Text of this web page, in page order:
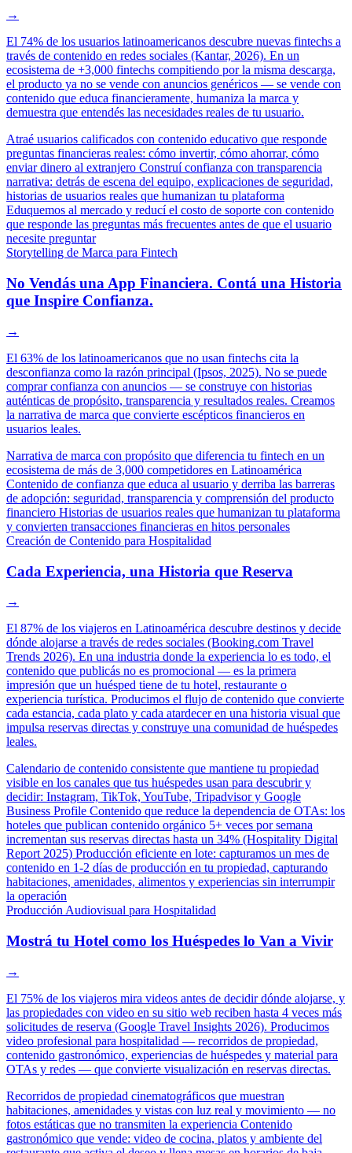
→
El 74% de los usuarios latinoamericanos descubre nuevas fintechs a
través de contenido en redes sociales (Kantar, 2026). En un
ecosistema de +3,000 fintechs compitiendo por la misma descarga,
el producto ya no se vende con anuncios genéricos — se vende con
contenido que educa financieramente, humaniza la marca y
demuestra que entendés las necesidades reales de tu usuario.
Atraé usuarios calificados con contenido educativo que responde
preguntas financieras reales: cómo invertir, cómo ahorrar, cómo
enviar dinero al extranjero Construí confianza con transparencia
narrativa: detrás de escena del equipo, explicaciones de seguridad,
historias de usuarios reales que humanizan tu plataforma
Eduquemos al mercado y reducí el costo de soporte con contenido
que responde las preguntas más frecuentes antes de que el usuario
necesite preguntar
Storytelling de Marca para Fintech
No Vendás una App Financiera. Contá una Historia
que Inspire Confianza.
→
El 63% de los latinoamericanos que no usan fintechs cita la
desconfianza como la razón principal (Ipsos, 2025). No se puede
comprar confianza con anuncios — se construye con historias
auténticas de propósito, transparencia y resultados reales. Creamos
la narrativa de marca que convierte escépticos financieros en
usuarios leales.
Narrativa de marca con propósito que diferencia tu fintech en un
ecosistema de más de 3,000 competidores en Latinoamérica
Contenido de confianza que educa al usuario y derriba las barreras
de adopción: seguridad, transparencia y comprensión del producto
financiero Historias de usuarios reales que humanizan tu plataforma
y convierten transacciones financieras en hitos personales
Creación de Contenido para Hospitalidad
Cada Experiencia, una Historia que Reserva
→
El 87% de los viajeros en Latinoamérica descubre destinos y decide
dónde alojarse a través de redes sociales (Booking.com Travel
Trends 2026). En una industria donde la experiencia lo es todo, el
contenido que publicás no es promocional — es la primera
impresión que un huésped tiene de tu hotel, restaurante o
experiencia turística. Producimos el flujo de contenido que convierte
cada estancia, cada plato y cada atardecer en una historia visual que
impulsa reservas directas y construye una comunidad de huéspedes
leales.
Calendario de contenido consistente que mantiene tu propiedad
visible en los canales que tus huéspedes usan para descubrir y
decidir: Instagram, TikTok, YouTube, Tripadvisor y Google
Business Profile Contenido que reduce la dependencia de OTAs: los
hoteles que publican contenido orgánico 5+ veces por semana
incrementan sus reservas directas hasta un 34% (Hospitality Digital
Report 2025) Producción eficiente en lote: capturamos un mes de
contenido en 1-2 días de producción en tu propiedad, capturando
habitaciones, amenidades, alimentos y experiencias sin interrumpir
la operación
Producción Audiovisual para Hospitalidad
Mostrá tu Hotel como los Huéspedes lo Van a Vivir
→
El 75% de los viajeros mira videos antes de decidir dónde alojarse, y
las propiedades con video en su sitio web reciben hasta 4 veces más
solicitudes de reserva (Google Travel Insights 2026). Producimos
video profesional para hospitalidad — recorridos de propiedad,
contenido gastronómico, experiencias de huéspedes y material para
OTAs y redes — que convierte visualización en reservas directas.
Recorridos de propiedad cinematográficos que muestran
habitaciones, amenidades y vistas con luz real y movimiento — no
fotos estáticas que no transmiten la experiencia Contenido
gastronómico que vende: video de cocina, platos y ambiente del